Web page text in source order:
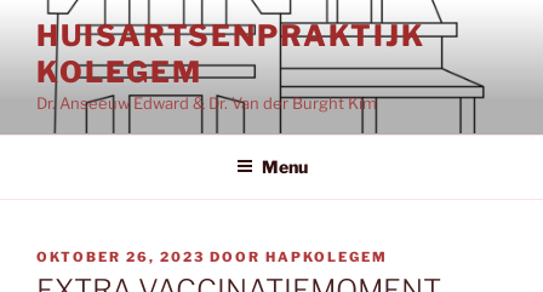
inhoud
HUISARTSENPRAKTIJK
KOLEGEM
Dr. Anseeuw Edward & Dr. Van der Burght Kim
Menu
GEPLAATST
OP
OKTOBER 26, 2023 DOOR HAPKOLEGEM